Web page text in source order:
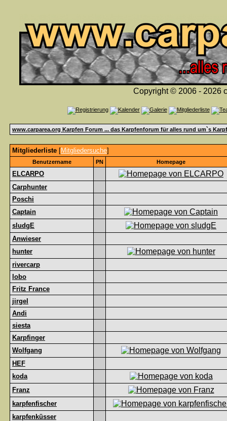
Copyright © 2006 - 2026
www.carparea.org Karpfen Forum ... das Karpfenforum für alles rund um`s
Mitgliederliste [Mitgliedersuche]
Benutzername PN Homepage
ELCARPO
Carphunter
Poschi
Captain
sludgE
Anwieser
hunter
rivercarp
lobo
Fritz France
jirgel
Andi
siesta
Karpfinger
Wolfgang
HEF
koda
Franz
karpfenfischer
karpfenküsser